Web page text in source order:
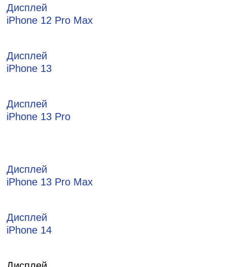
Дисплей
iPhone 12 Pro Max
Дисплей
iPhone 13
Дисплей
iPhone 13 Pro
Дисплей
iPhone 13 Pro Max
Дисплей
iPhone 14